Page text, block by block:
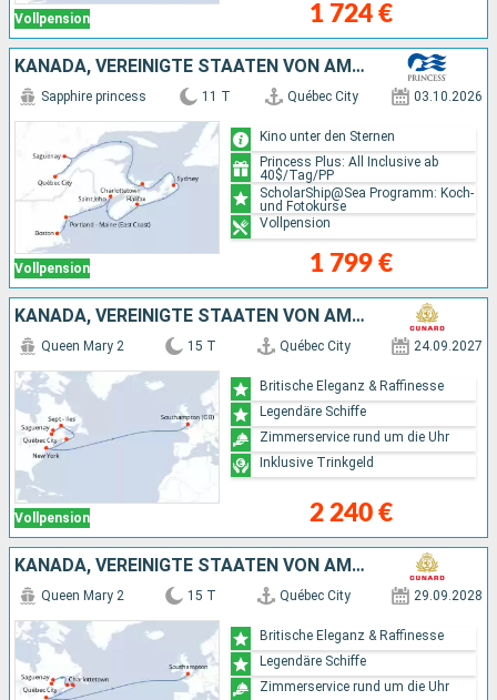
Vollpension 1 724 €
KANADA, VEREINIGTE STAATEN VON AMERIKA
Vollpension
Sapphire princess 11 T Québec City 03.10.2026
1 799 €
Kino unter den Sternen
Princess Plus: All Inclusive ab
40$/Tag/PP
ScholarShip@Sea Programm: Koch-
und Fotokurse
Vollpension
KANADA, VEREINIGTE STAATEN VON AMERIKA
Vollpension
Queen Mary 2 15 T Québec City 24.09.2027
2 240 €
Britische Eleganz & Raffinesse
Legendäre Schiffe
Zimmerservice rund um die Uhr
Inklusive Trinkgeld
KANADA, VEREINIGTE STAATEN VON AMERIKA
Queen Mary 2 15 T Québec City 29.09.2028
Britische Eleganz & Raffinesse
Legendäre Schiffe
Zimmerservice rund um die Uhr